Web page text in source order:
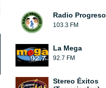
Radio
103.3 FM
La Mega
92.7 FM
Stereo Éxitos